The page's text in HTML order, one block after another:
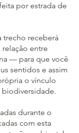
por estrada de
trecho receberá
relação entre
— para que você
sentidos e assim
o vínculo
durante o
com esta